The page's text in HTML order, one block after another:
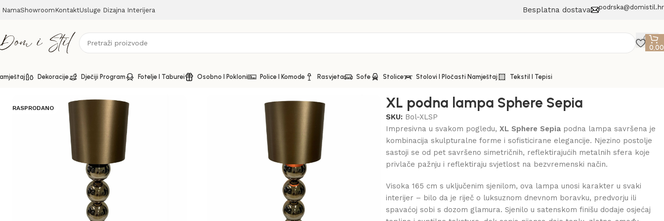
NamaShowroom KontaktUsluge Dizajna Interijera Besplatna dostava podrska@domistil.hr
Dekoracije Dječiji Program Fotelje I Taburei Osobno I Pokloni Police I Komode Rasvjeta Sofe Stolice Stolovi I Pločasti Namještaj Tekstil I Tepisi
XL podna lampa Sphere Sepia
RASPRODANO XL podna lampa Sphere Sepia
SKU: Bol-XLSP
Impresivna u svakom pogledu,XL Sphere Sepia podna lampa savršena je
kombinacija skulpturalne forme i sofisticirane elegancije. Njezino postolje
sastoji se od pet savršeno simetričnih, reflektirajućih metalnih sfera koje
privlače pažnju i reflektiraju svjetlost na bezvremenski način.
Visoka 165 cm s uključenim sjenilom, ova lampa unosi karakter u svaki
interijer – bilo da je riječ o luksuznom dnevnom boravku, predvorju ili
spavaćoj sobi s dozom glamura. Sjenilo u satenskom finišu dodaje osjećaj